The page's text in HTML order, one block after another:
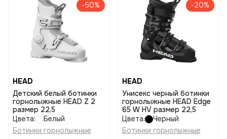
-50%
HEAD
Детский белый ботинки
горнолыжные HEAD Z 2
размер 22,5
Цвета:
Белый
Ботинки горнолыжные
-20%
HEAD
Унисекс черный ботинки
горнолыжные HEAD Edge
65 W HV размер 22,5
Цвета:
Черный
Ботинки горнолыжные